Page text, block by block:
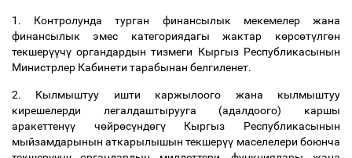
1. Контролунда турган финансылык мекемелер жана
финансылык эмес категориядагы жактар көрсөтүлгөн
текшерүүчү органдардын тизмеги Кыргыз Республикасынын
Министрлер Кабинети тарабынан белгиленет.
2. Кылмыштуу ишти каржылоого жана кылмыштуу
кирешелерди легалдаштырууга (адалдоого) каршы
аракеттенүү чөйрөсүндөгүКыргыз Республикасынын
мыйзамдарынын аткарылышын текшерүү маселелери боюнча